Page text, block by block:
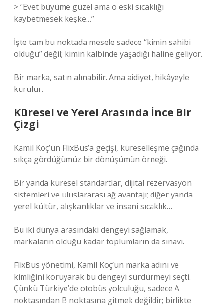
> “Evet büyüme güzel ama o eski sıcaklığı
kaybetmesek keşke…”
İşte tam bu noktada mesele sadece “kimin sahibi
olduğu” değil; kimin kalbinde yaşadığı haline geliyor.
Bir marka, satın alınabilir. Ama aidiyet, hikâyeyle
kurulur.
Küresel ve Yerel Arasında İnce Bir
Çizgi
Kamil Koç’un FlixBus’a geçişi, küreselleşme çağında
sıkça gördüğümüz bir dönüşümün örneği.
Bir yanda küresel standartlar, dijital rezervasyon
sistemleri ve uluslararası ağ avantajı; diğer yanda
yerel kültür, alışkanlıklar ve insani sıcaklık…
Bu iki dünya arasındaki dengeyi sağlamak,
markaların olduğu kadar toplumların da sınavı.
FlixBus yönetimi, Kamil Koç’un marka adını ve
kimliğini koruyarak bu dengeyi sürdürmeyi seçti.
Çünkü Türkiye’de otobüs yolculuğu, sadece A
noktasından B noktasına gitmek değildir; birlikte